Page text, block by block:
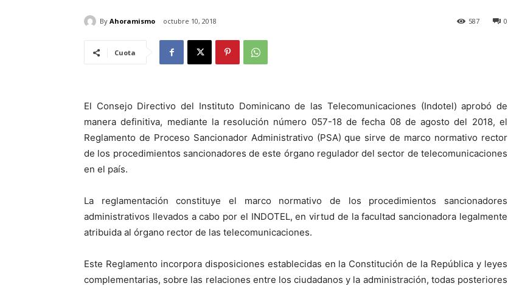
By Ahoramismo octubre 10, 2018 0
587
Cuota
El Consejo Directivo del Instituto Dominicano de las Telecomunicaciones (Indotel) aprobó de
manera definitiva, mediante la resolución número 057-18 de fecha 08 de agosto del 2018, el
Reglamento de Proceso Sancionador Administrativo (PSA) que sirve de marco normativo rector
de los procedimientos sancionadores de este órgano regulador del sector de telecomunicaciones
en el país.
La reglamentación constituye el marco normativo de los procedimientos sancionadores
administrativos llevados a cabo por el INDOTEL, en virtud de la facultad sancionadora legalmente
atribuida al órgano rector de las telecomunicaciones.
Este Reglamento incorpora disposiciones establecidas en la Constitución de la República y leyes
complementarias, sobre las relaciones entre los ciudadanos y la administración, todas posteriores